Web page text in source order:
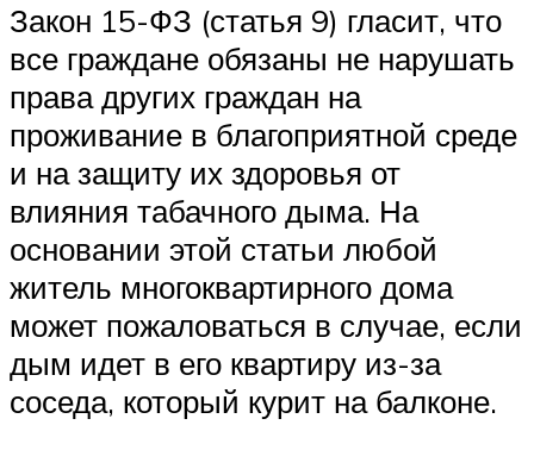
Закон 15-ФЗ (статья 9) гласит, что
все граждане обязаны не нарушать
права других граждан на
проживание в благоприятной среде
и на защиту их здоровья от
влияния табачного дыма. На
основании этой статьи любой
житель многоквартирного дома
может пожаловаться в случае, если
дым идет в его квартиру из-за
соседа, который курит на балконе.